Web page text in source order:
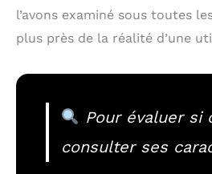
l’avons examiné sous toutes
plus près de la réalité d’une
Pour évaluer
consulter ses